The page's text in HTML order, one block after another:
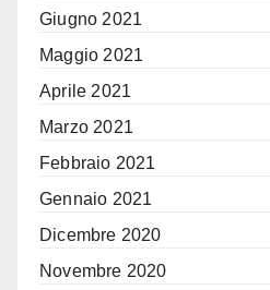
Giugno 2021
Maggio 2021
Aprile 2021
Marzo 2021
Febbraio 2021
Gennaio 2021
Dicembre 2020
Novembre 2020